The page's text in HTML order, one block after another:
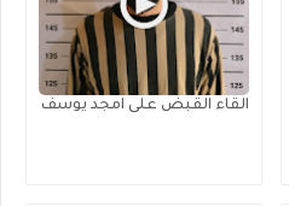
القاء القبض على امجد يوسف